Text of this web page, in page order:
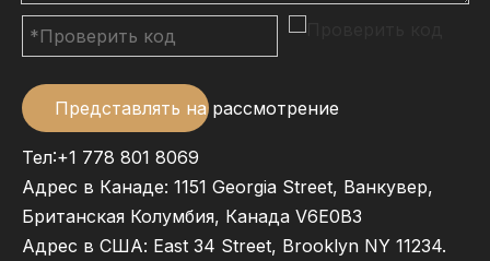
Представлять на рассмотрение
Тел:+1 778 801 8069
Адрес в Канаде: 1151 Georgia Street, Ванкувер,
Британская Колумбия, Канада V6E0B3
Адрес в США: East 34 Street, Brooklyn NY 11234.